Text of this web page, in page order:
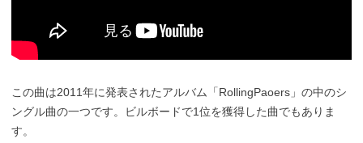
この曲は2011年に発表されたアルバム「RollingPaoers」の中のシ
ングル曲の一つです。ビルボードで1位を獲得した曲でもありま
す。